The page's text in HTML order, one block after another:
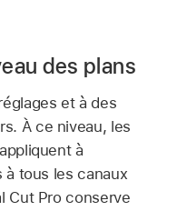
des plans
et à des
À ce niveau, les
à
à tous les canaux
Cut Pro conserve